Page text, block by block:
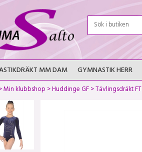
MM DAM GYMNASTIK HERR
Min klubbshop >Huddinge GF>Tävlingsdräkt FT